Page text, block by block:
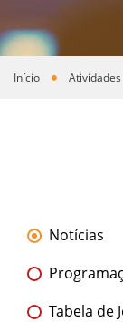
Você
Início
Notícias
Tabela de